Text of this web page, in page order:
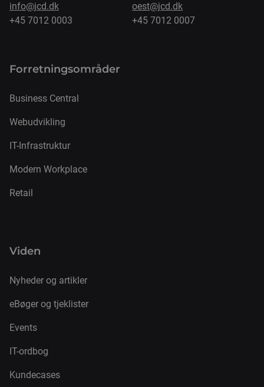
info@jcd.dk
+45 7012 0003
oest@jcd.dk
+45 7012 0007
Forretnings­områder
Business Central
Webudvikling
IT-Infrastruktur
Modern Workplace
Retail
Viden
Nyheder og artikler
eBøger og tjeklister
Events
IT-ordbog
Kundecases